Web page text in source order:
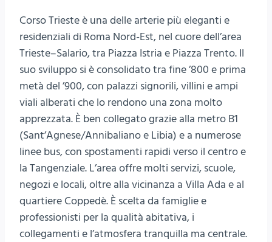
Corso Trieste è una delle arterie più eleganti e
residenziali di Roma Nord-Est, nel cuore dell’area
Trieste–Salario, tra Piazza Istria e Piazza Trento. Il
suo sviluppo si è consolidato tra fine ’800 e prima
metà del ’900, con palazzi signorili, villini e ampi
viali alberati che lo rendono una zona molto
apprezzata. È ben collegato grazie alla metro B1
(Sant’Agnese/Annibaliano e Libia) e a numerose
linee bus, con spostamenti rapidi verso il centro e
la Tangenziale. L’area offre molti servizi, scuole,
negozi e locali, oltre alla vicinanza a Villa Ada e al
quartiere Coppedè. È scelta da famiglie e
professionisti per la qualità abitativa, i
collegamenti e l’atmosfera tranquilla ma centrale.